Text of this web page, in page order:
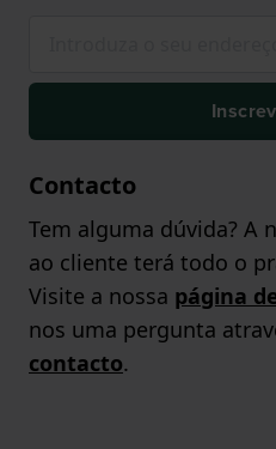
Contacto
Tem alguma dúvida? A
ao cliente terá todo o
Visite a nossa página
nos uma pergunta
contacto.